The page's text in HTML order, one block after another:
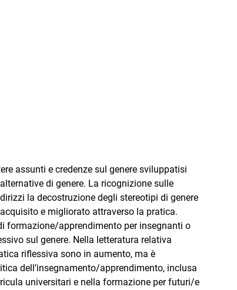
assunti e credenze sul genere sviluppatisi
di genere. La ricognizione sulle
la decostruzione degli stereotipi di genere
e migliorato attraverso la pratica.
formazione/apprendimento per insegnanti o
sul genere. Nella letteratura relativa
riflessiva sono in aumento, ma è
dell’insegnamento/apprendimento, inclusa
universitari e nella formazione per futuri/e